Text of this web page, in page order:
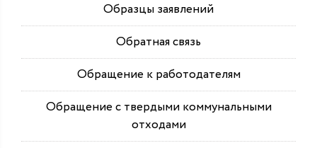
Образцы заявлений
Обратная связь
Обращение к работодателям
Обращение с твердыми коммунальными
отходами